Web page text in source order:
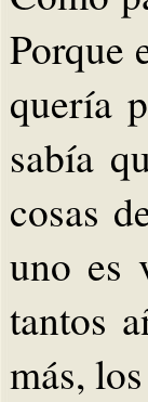
Porque
quería
sabía
cosas
uno es
tantos
más,